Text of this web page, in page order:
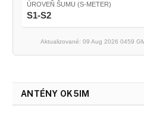
ÚROVEŇ ŠUMU (S-METER)
S1-S2
Aktualizované: 09 Aug 2026 0459
ANTÉNY OK5IM